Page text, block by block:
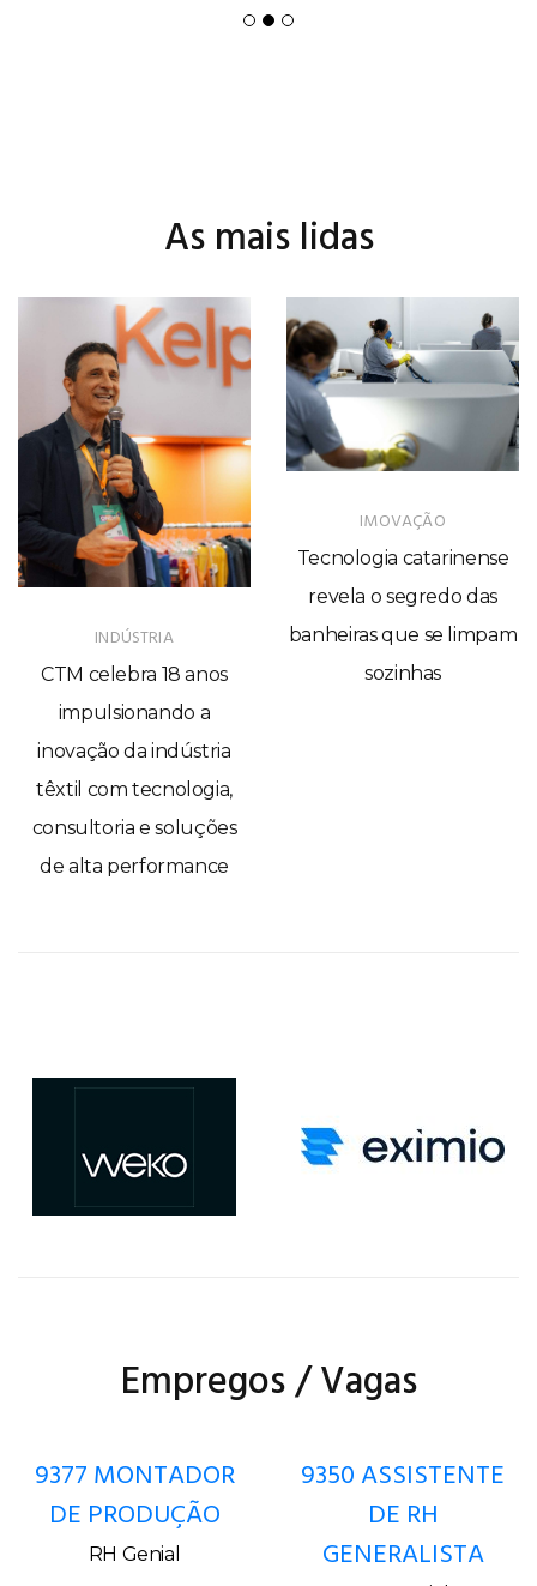
As mais lidas
INDÚSTRIA
CTM celebra 18 anos
impulsionando a
inovação da indústria
têxtil com tecnologia,
consultoria e soluções
de alta performance
IMOVAÇÃO
Tecnologia catarinense
revela o segredo das
banheiras que se limpam
sozinhas
Empregos / Vagas
9377 MONTADOR
DE PRODUÇÃO
RH Genial
9350 ASSISTENTE
DE RH
GENERALISTA